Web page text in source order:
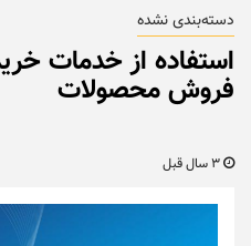
دسته‌بندی نشده
استفاده از خدمات
فروش محصولات